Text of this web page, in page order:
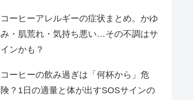
コーヒーアレルギーの症状まとめ。かゆ
み・肌荒れ・気持ち悪い…その不調はサ
インかも？
コーヒーの飲み過ぎは「何杯から」危
険？1日の適量と体が出すSOSサインの